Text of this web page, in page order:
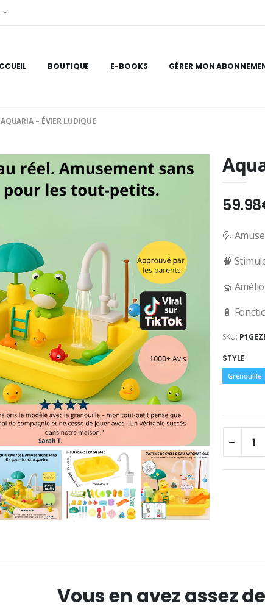
BOUTIQUE E-BOOKS GÉRER MON
AQUARIA – ÉVIER LUDIQUE
💦
🧠
🧽
🔋
SKU:
STYLE
Grenouille
Vous en avez assez